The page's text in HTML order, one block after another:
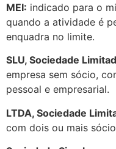
MEI: indicado para o
quando a atividade é
enquadra no limite.
SLU, Sociedade
empresa sem sócio,
pessoal e empresarial.
LTDA, Sociedade
com dois ou mais